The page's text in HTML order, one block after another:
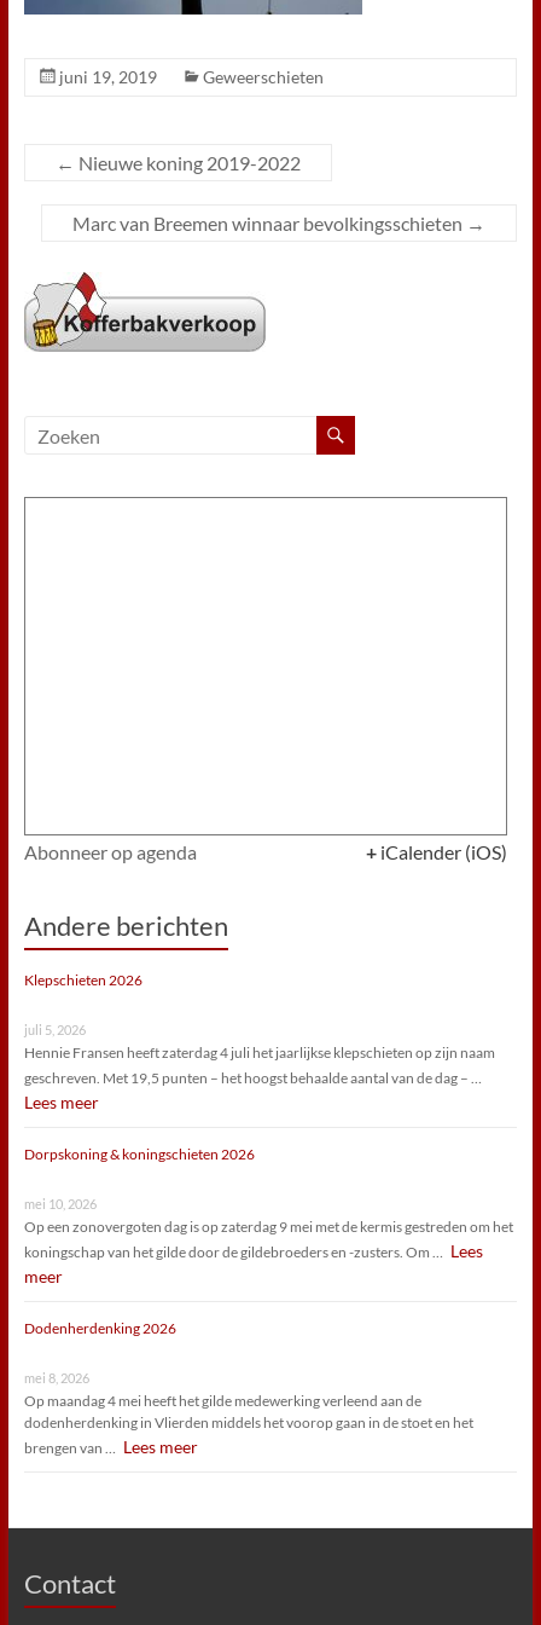
juni 19, 2019 Geweerschieten
← Nieuwe koning 2019-2022
Marc van Breemen winnaar bevolkingsschieten →
Abonneer op agenda +iCalender (iOS)
Andere berichten
Klepschieten 2026
juli 5, 2026
Hennie Fransen heeft zaterdag 4 juli het jaarlijkse klepschieten op zijn naam
geschreven. Met 19,5 punten – het hoogst behaalde aantal van de dag – …
Lees meer
Dorpskoning & koningschieten 2026
mei 10, 2026
Op een zonovergoten dag is op zaterdag 9 mei met de kermis gestreden om het
koningschap van het gilde door de gildebroeders en -zusters. Om … Lees
meer
Dodenherdenking 2026
mei 8, 2026
Op maandag 4 mei heeft het gilde medewerking verleend aan de
dodenherdenking in Vlierden middels het voorop gaan in de stoet en het
brengen van … Lees meer
Contact